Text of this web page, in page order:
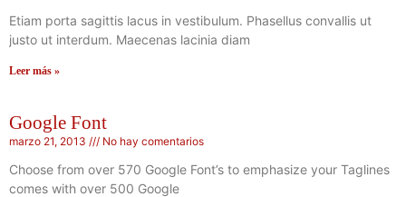
Etiam porta sagittis lacus in vestibulum. Phasellus convallis ut
justo ut interdum. Maecenas lacinia diam
Leer más »
Google Font
marzo 21, 2013 No hay comentarios
Choose from over 570 Google Font’s to emphasize your Taglines
comes with over 500 Google